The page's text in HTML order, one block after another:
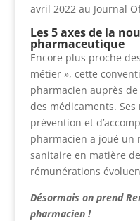
avril 2022 au Journal
Les 5 axes de la
pharmaceutique
Encore plus proche
métier », cette
pharmacien auprès
des médicaments.
prévention et
pharmacien a joué un
sanitaire en matière
rémunérations
Désormais on prend
pharmacien !